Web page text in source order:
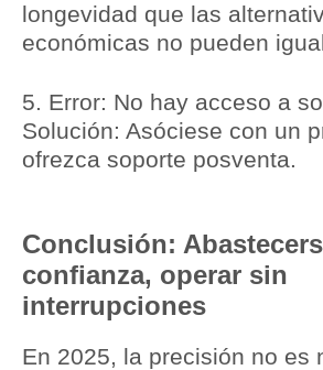
longevidad que las
económicas no pueden
5. Error: No hay acceso a
Solución: Asóciese con un
ofrezca soporte posventa.
Conclusión:
confianza, operar sin
interrupciones
En 2025, la precisión no es